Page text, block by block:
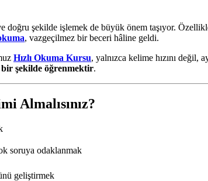
doğru şekilde işlemek de büyük önem taşıyor.
, vazgeçilmez bir beceri hâline geldi.
Hızlı Okuma Kursu, yalnızca kelime hızını değil,
bir şekilde öğrenmektir.
Almalısınız?
soruya odaklanmak
geliştirmek